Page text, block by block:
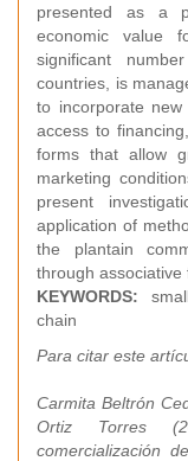
presented as a
economic value
significant
countries, is
to incorporate
access to
forms that allow
marketing
present
application of
the plantain
through associative
KEYWORDS:
chain
Para citar este
Carmita Beltrón
Ortiz Torres
comercialización